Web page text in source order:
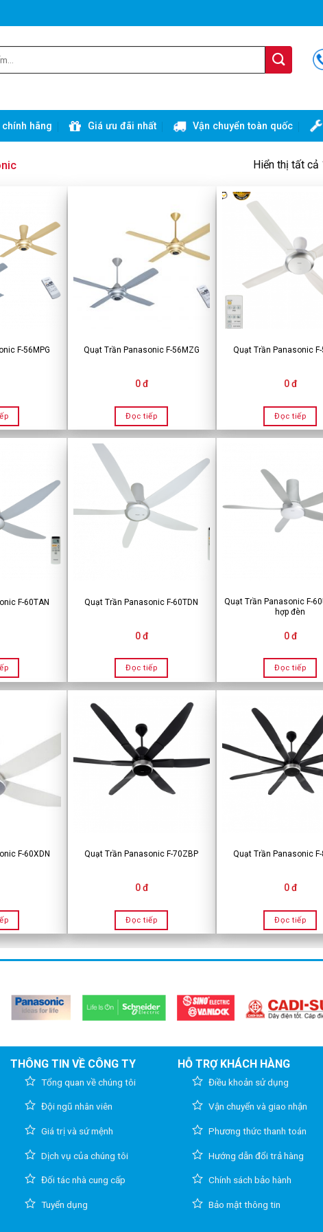
chính hãng Giá ưu đãi nhất Vận chuyển toàn quốc
Hiển thị tất cả
F-56MPG Quạt Trần Panasonic F-56MZG
0 đ
Đọc tiếp
Quạt Trần Panasonic F-
0 đ
Đọc tiếp
F-60TAN Quạt Trần Panasonic F-60TDN
0 đ
Đọc tiếp
Quạt Trần Panasonic F-
hợp đèn
0 đ
Đọc tiếp
F-60XDN Quạt Trần Panasonic F-70ZBP
0 đ
Đọc tiếp
Quạt Trần Panasonic
0 đ
Đọc tiếp
THÔNG TIN VỀ CÔNG TY
Tổng quan về chúng tôi
Đội ngũ nhân viên
Giá trị và sứ mệnh
Dịch vụ của chúng tôi
Đối tác nhà cung cấp
Tuyển dụng
HỖ TRỢ KHÁCH HÀNG
Điều khoản sử dụng
Vận chuyển và giao nhận
Phương thức thanh toán
Hướng dẫn đổi trả hàng
Chính sách bảo hành
Bảo mật thông tin